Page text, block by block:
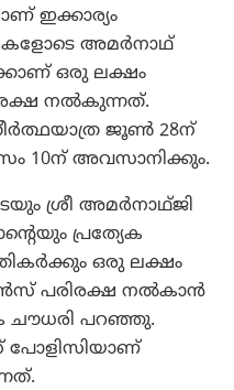
ഇക്കാര്യം
അമര്‍നാഥ്
ഒരു ലക്ഷം
നല്‍കുന്നത്.
ജൂണ്‍ 28ന്
10ന് അവസാനിക്കും.
ശ്രീ അമര്‍നാഥ്ജി
പ്രത്യേക
ഒരു ലക്ഷം
പരിരക്ഷ നല്‍കാന്‍
ചൗധരി പറഞ്ഞു.